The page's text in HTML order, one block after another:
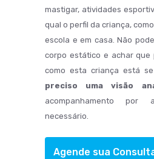
mastigar, atividades
qual o perfil da criança,
escola e em casa. Não
corpo estático e achar que
como esta criança está se
preciso uma visão
acompanhamento por
necessário.
Agende sua